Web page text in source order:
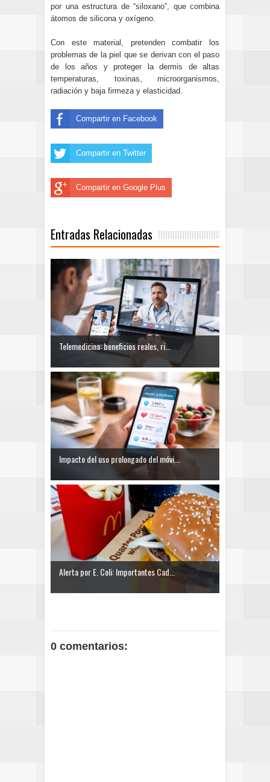
por una estructura de “siloxano”, que combina
átomos de silicona y oxígeno.
Con este material, pretenden combatir los
problemas de la piel que se derivan con el paso
de los años y proteger la dermis de altas
temperaturas, toxinas, microorganismos,
radiación y baja firmeza y elasticidad.
Compartir en Facebook
Compartir en Twitter
Compartir en Google Plus
Entradas Relacionadas
Telemedicina: beneficios reales, ri...
Impacto del uso prolongado del móvi...
Alerta por E. Coli: Importantes Cad...
0 comentarios: